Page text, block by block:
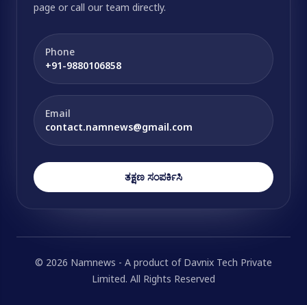
page or call our team directly.
Phone
+91-9880106858
Email
contact.namnews@gmail.com
ತಕ್ಷಣ ಸಂಪರ್ಕಿಸಿ
© 2026 Namnews - A product of Davnix Tech Private
Limited. All Rights Reserved